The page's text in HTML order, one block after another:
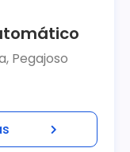
Pegajoso